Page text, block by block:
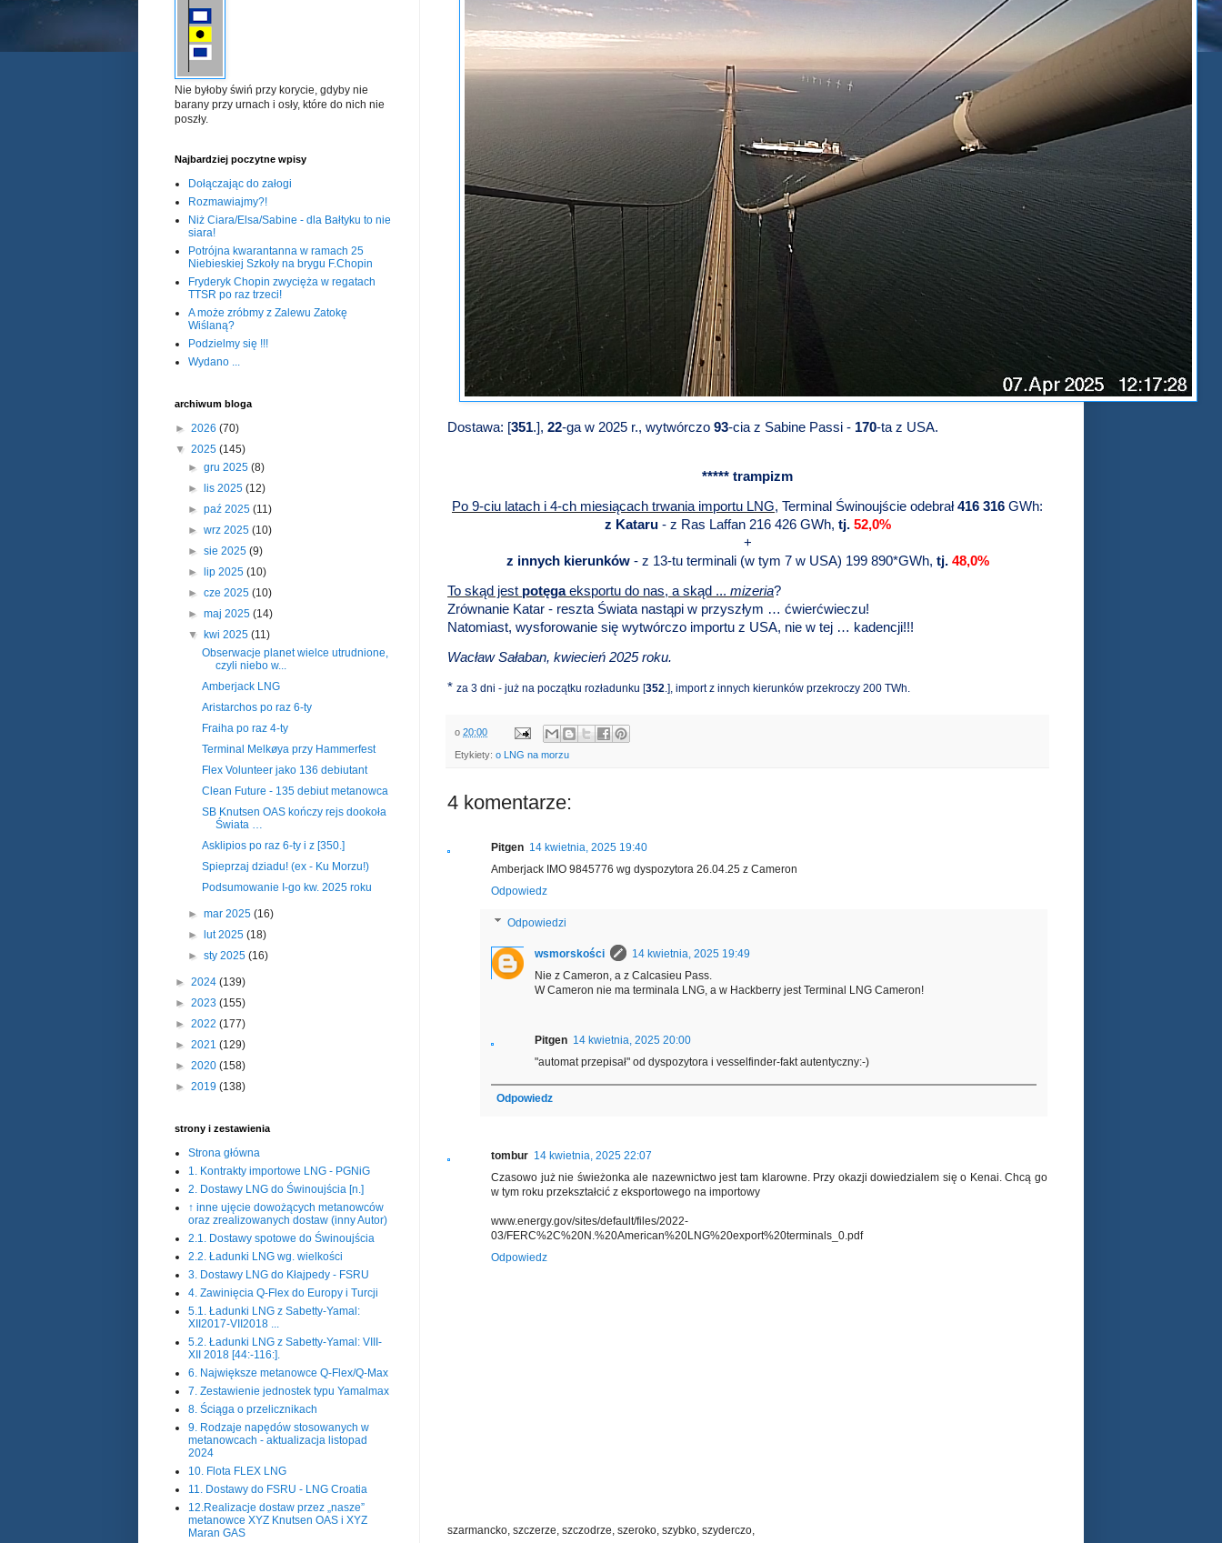
Dostawa: [351.], 22-ga w 2025 r., wytwórczo 93-cia z Sabine Passi - 170-ta z USA.
***** trampizm
Po 9-ciu latach i 4-ch miesiącach trwania importu LNG, Terminal Świnoujście odebrał416 316 GWh:
z Kataru - z Ras Laffan 216 426 GWh, tj. 52,0%
+
z innych kierunków- z 13-tu terminali (w tym 7 w USA) 199 890*GWh, tj. 48,0%
To skąd jest potęgaeksportu do nas, a skąd ... mizeria?
Zrównanie Katar - reszta Świata nastąpi w przyszłym … ćwierćwieczu!
Natomiast, wysforowanie się wytwórczo importu z USA, nie w tej … kadencji!!!
Wacław Sałaban, kwiecień 2025 roku.
* za 3 dni - już na początku rozładunku [352.], import z innych kierunków przekroczy 200 TWh.
o 20:00
Etykiety: o LNG na morzu
4 komentarze:
Pitgen 14 kwietnia, 2025 19:40
Amberjack IMO 9845776 wg dyspozytora 26.04.25 z Cameron
Odpowiedz
Odpowiedzi
wsmorskości
14 kwietnia, 2025 19:49
Nie z Cameron, a z Calcasieu Pass.
W Cameron nie ma terminala LNG, a w Hackberry jest Terminal LNG Cameron!
Pitgen 14 kwietnia, 2025 20:00
"automat przepisał" od dyspozytora i vesselfinder-fakt autentyczny:-)
Odpowiedz
tombur 14 kwietnia, 2025 22:07
Czasowo już nie świeżonka ale nazewnictwo jest tam klarowne. Przy okazji dowiedzialem się o Kenai. Chcą go
w tym roku przekształcić z eksportowego na importowy
www.energy.gov/sites/default/files/2022-
03/FERC%2C%20N.%20American%20LNG%20export%20terminals_0.pdf
Odpowiedz
szarmancko, szczerze, szczodrze, szeroko, szybko, szyderczo,
Nie byłoby świń przy korycie, gdyby nie
barany przy urnach i osły, które do nich nie
poszły.
Najbardziej poczytne wpisy
Dołączając do załogi
Rozmawiajmy?!
Niż Ciara/Elsa/Sabine - dla Bałtyku to nie
siara!
Potrójna kwarantanna w ramach 25
Niebieskiej Szkoły na brygu F.Chopin
Fryderyk Chopin zwycięża w regatach
TTSR po raz trzeci!
A może zróbmy z Zalewu Zatokę
Wiślaną?
Podzielmy się !!!
Wydano ...
archiwum bloga
► 2026 (70)
▼ 2025 (145)
►gru 2025(8)
►
lis 2025(12)
►paź 2025(11)
►wrz 2025(10)
►sie 2025(9)
►
lip 2025(10)
►cze 2025(10)
►maj 2025(14)
▼
kwi 2025(11)
Obserwacje planet wielce utrudnione,
czyli niebo w...
Amberjack LNG
Aristarchos po raz 6-ty
Fraiha po raz 4-ty
Terminal Melkøya przy Hammerfest
Flex Volunteer jako 136 debiutant
Clean Future - 135 debiut metanowca
SB Knutsen OAS kończy rejs dookoła
Świata …
Asklipios po raz 6-ty i z [350.]
Spieprzaj dziadu! (ex - Ku Morzu!)
Podsumowanie I-go kw. 2025 roku
►mar 2025(16)
►
lut 2025(18)
►sty 2025(16)
► 2024 (139)
► 2023 (155)
► 2022 (177)
► 2021 (129)
► 2020 (158)
► 2019 (138)
strony i zestawienia
Strona główna
1. Kontrakty importowe LNG - PGNiG
2. Dostawy LNG do Świnoujścia [n.]
↑ inne ujęcie dowożących metanowców
oraz zrealizowanych dostaw (inny Autor)
2.1. Dostawy spotowe do Świnoujścia
2.2. Ładunki LNG wg. wielkości
3. Dostawy LNG do Kłajpedy - FSRU
4. Zawinięcia Q-Flex do Europy i Turcji
5.1. Ładunki LNG z Sabetty-Yamal:
XII2017-VII2018 ...
5.2. Ładunki LNG z Sabetty-Yamal: VIII-
XII 2018 [44:-116:].
6. Największe metanowce Q-Flex/Q-Max
7. Zestawienie jednostek typu Yamalmax
8. Ściąga o przelicznikach
9. Rodzaje napędów stosowanych w
metanowcach - aktualizacja listopad
2024
10. Flota FLEX LNG
11. Dostawy do FSRU - LNG Croatia
12.Realizacje dostaw przez „nasze”
metanowce XYZ Knutsen OAS i XYZ
Maran GAS